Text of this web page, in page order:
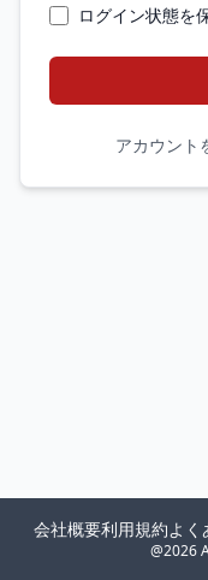
ログイン状態を
アカウント
@2026
会社概要利用規約よく